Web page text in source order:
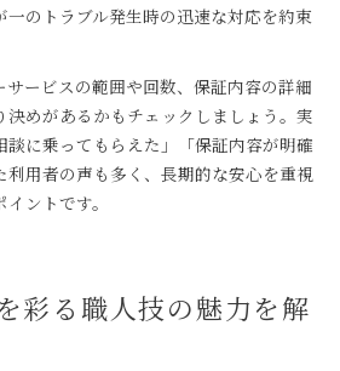
一のトラブル発生時の迅速な対応を約束
ービスの範囲や回数、保証内容の詳細
決めがあるかもチェックしましょう。実
談に乗ってもらえた」「保証内容が明確
利用者の声も多く、長期的な安心を重視
ントです。
彩る職人技の魅力を解